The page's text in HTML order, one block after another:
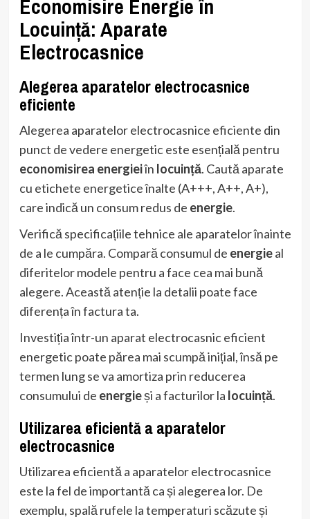
Economisire Energie în
Locuință: Aparate
Electrocasnice
Alegerea aparatelor electrocasnice
eficiente
Alegerea aparatelor electrocasnice eficiente din
punct de vedere energetic este esențială pentru
economisirea energieiîn locuință. Caută aparate
cu etichete energetice înalte (A+++, A++, A+),
care indică un consum redus de energie.
Verifică specificațiile tehnice ale aparatelor înainte
de a le cumpăra. Compară consumul de energieal
diferitelor modele pentru a face cea mai bună
alegere. Această atenție la detalii poate face
diferența în factura ta.
Investiția într-un aparat electrocasnic eficient
energetic poate părea mai scumpă inițial, însă pe
termen lung se va amortiza prin reducerea
consumului de energieși a facturilor la locuință.
Utilizarea eficientă a aparatelor
electrocasnice
Utilizarea eficientă a aparatelor electrocasnice
este la fel de importantă ca și alegerea lor. De
exemplu, spală rufele la temperaturi scăzute și